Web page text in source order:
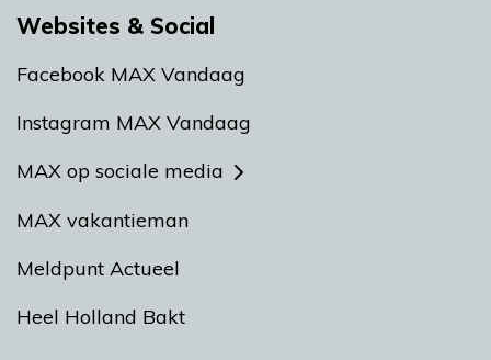
Websites & Social
Facebook MAX Vandaag
Instagram MAX Vandaag
MAX op sociale media
MAX vakantieman
Meldpunt Actueel
Heel Holland Bakt